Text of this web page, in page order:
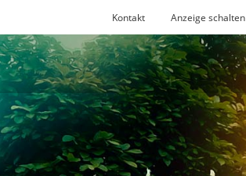
Kontakt Anzeige schalten